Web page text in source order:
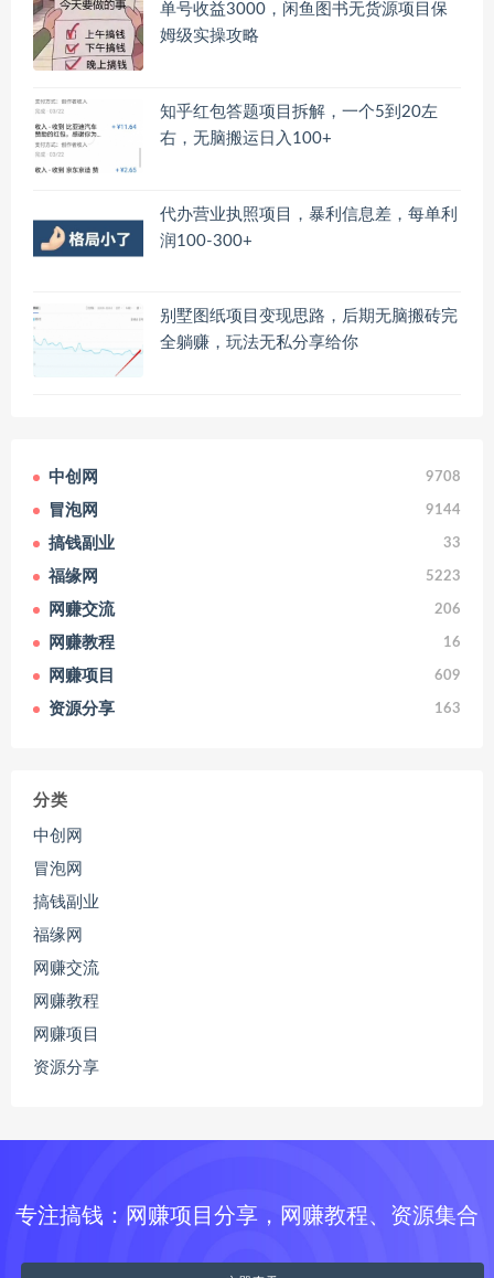
单号收益3000，闲鱼图书无货源项目保
姆级实操攻略
知乎红包答题项目拆解，一个5到20左
右，无脑搬运日入100+
代办营业执照项目，暴利信息差，每单利
润100-300+
别墅图纸项目变现思路，后期无脑搬砖完
全躺赚，玩法无私分享给你
中创网 9708
冒泡网 9144
搞钱副业 33
福缘网 5223
网赚交流 206
网赚教程 16
网赚项目 609
资源分享 163
分类
中创网
冒泡网
搞钱副业
福缘网
网赚交流
网赚教程
网赚项目
资源分享
专注搞钱：网赚项目分享，网赚教程、资源集合